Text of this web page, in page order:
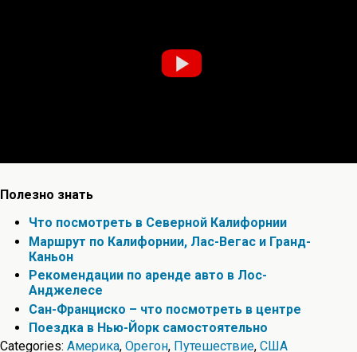
Полезно знать
Что посмотреть в Северной Калифорнии
Маршрут по Калифорнии, Лас-Вегас и Гранд-
Каньон
Рекомендации по аренде авто в Лос-
Анджелесе
Сан-Франциско – что посмотреть в центре
Поездка в Нью-Йорк самостоятельно
Categories: Америка, Орегон, Путешествие, США